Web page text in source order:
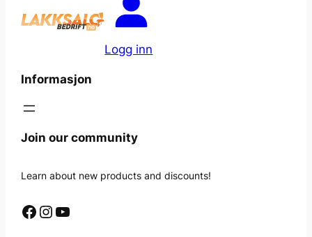
Logg inn
Informasjon
Join our community
Learn about new products and discounts!
Facebook InstagramYouTube